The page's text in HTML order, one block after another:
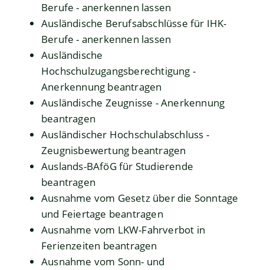
Berufe - anerkennen lassen
Ausländische Berufsabschlüsse für IHK-
Berufe - anerkennen lassen
Ausländische
Hochschulzugangsberechtigung -
Anerkennung beantragen
Ausländische Zeugnisse - Anerkennung
beantragen
Ausländischer Hochschulabschluss -
Zeugnisbewertung beantragen
Auslands-BAföG für Studierende
beantragen
Ausnahme vom Gesetz über die Sonntage
und Feiertage beantragen
Ausnahme vom LKW-Fahrverbot in
Ferienzeiten beantragen
Ausnahme vom Sonn- und